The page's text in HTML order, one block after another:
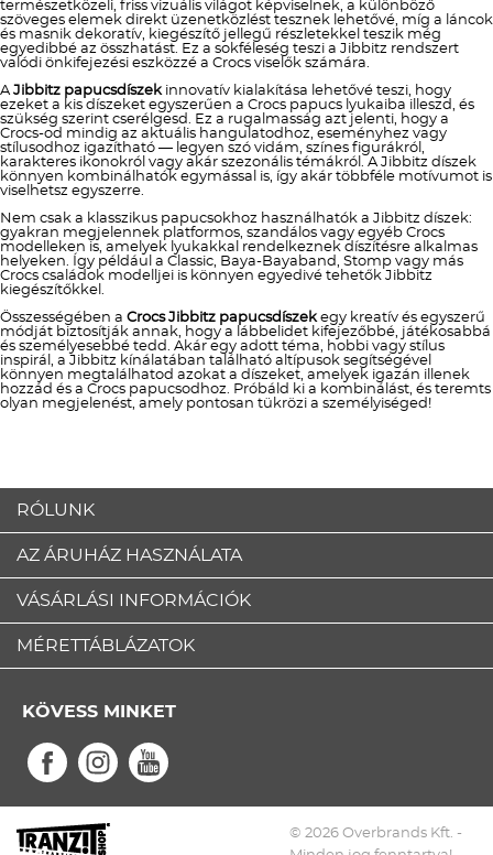
természetközeli, friss vizuális világot képviselnek, a különböző
szöveges elemek direkt üzenetközlést tesznek lehetővé, míg a láncok
és masnik dekoratív, kiegészítő jellegű részletekkel teszik még
egyedibbé az összhatást. Ez a sokféleség teszi a Jibbitz rendszert
valódi önkifejezési eszközzé a Crocs viselők számára.
AJibbitz papucsdíszekinnovatív kialakítása lehetővé teszi, hogy
ezeket a kis díszeket egyszerűen a Crocs papucs lyukaiba illeszd, és
szükség szerint cserélgesd. Ez a rugalmasság azt jelenti, hogy a
Crocs-od mindig az aktuális hangulatodhoz, eseményhez vagy
stílusodhoz igazítható — legyen szó vidám, színes figurákról,
karakteres ikonokról vagy akár szezonális témákról. A Jibbitz díszek
könnyen kombinálhatók egymással is, így akár többféle motívumot is
viselhetsz egyszerre.
Nem csak a klasszikus papucsokhoz használhatók a Jibbitz díszek:
gyakran megjelennek platformos, szandálos vagy egyéb Crocs
modelleken is, amelyek lyukakkal rendelkeznek díszítésre alkalmas
helyeken. Így például a Classic, Baya-Bayaband, Stomp vagy más
Crocs családok modelljei is könnyen egyedivé tehetők Jibbitz
kiegészítőkkel.
Összességében a Crocs Jibbitz papucsdíszekegy kreatív és egyszerű
módját biztosítják annak, hogy a lábbelidet kifejezőbbé, játékosabbá
és személyesebbé tedd. Akár egy adott téma, hobbi vagy stílus
inspirál, a Jibbitz kínálatában található altípusok segítségével
könnyen megtalálhatod azokat a díszeket, amelyek igazán illenek
hozzád és a Crocs papucsodhoz. Próbáld ki a kombinálást, és teremts
olyan megjelenést, amely pontosan tükrözi a személyiséged!
RÓLUNK
AZ ÁRUHÁZ HASZNÁLATA
VÁSÁRLÁSI INFORMÁCIÓK
MÉRETTÁBLÁZATOK
KÖVESS MINKET
© 2026 Overbrands Kft. -